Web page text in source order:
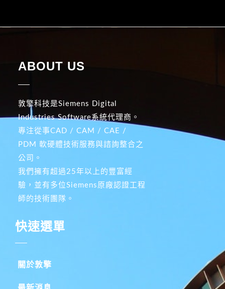
ABOUT US
敦擎科技是Siemens Digital
Industries Software系統代理商。
專注從事CAD / CAM / CAE /
PDM 軟硬體技術服務與諮詢整合之
公司。
我們擁有超過25年以上的豐富經
驗，並有多位Siemens原廠認證工程
師的技術團隊。
快速選單
關於敦擎